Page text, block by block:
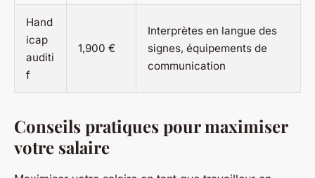
Hand
icap
auditi
f
1,900 €
Interprètes en langue des
signes, équipements de
communication
Conseils pratiques pour maximiser
votre salaire